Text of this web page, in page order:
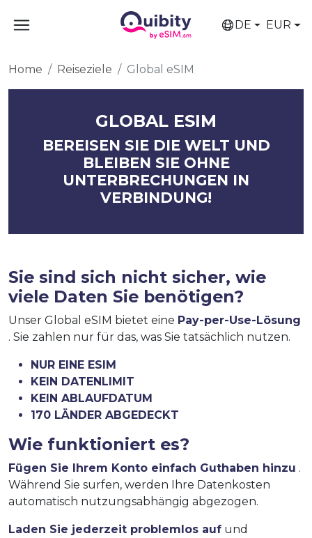
DE EUR
Home Reiseziele Global eSIM
GLOBAL ESIM
BEREISEN SIE DIE WELT UND
BLEIBEN SIE OHNE
UNTERBRECHUNGEN IN
VERBINDUNG!
Sie sind sich nicht sicher, wie
viele Daten Sie benötigen?
Unser Global eSIM bietet eine Pay-per-Use-Lösung
. Sie zahlen nur für das, was Sie tatsächlich nutzen.
NUR EINE ESIM
KEIN DATENLIMIT
KEIN ABLAUFDATUM
170 LÄNDER ABGEDECKT
Wie funktioniert es?
Fügen Sie Ihrem Konto einfach Guthaben hinzu .
Während Sie surfen, werden Ihre Datenkosten
automatisch nutzungsabhängig abgezogen.
Laden Sie jederzeit problemlos auf und